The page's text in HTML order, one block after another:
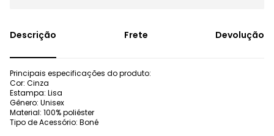
Frete Devolução
Principais especificações do produto:
Cor: Cinza
Estampa: Lisa
Gênero: Unisex
Material: 100% poliéster
Tipo de Acessório: Boné